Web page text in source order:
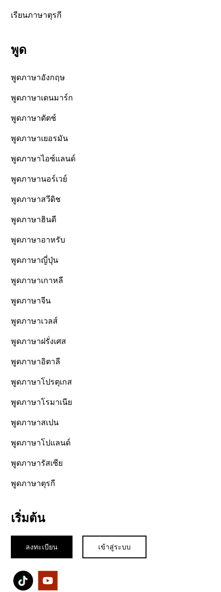
เรียนภาษาตุรกี
พูด
พูดภาษาอังกฤษ
พูดภาษาเดนมาร์ก
พูดภาษาดัตช์
พูดภาษาเยอรมัน
พูดภาษาไอซ์แลนด์
พูดภาษานอร์เวย์
พูดภาษาสวีดิช
พูดภาษาฮินดี
พูดภาษาอาหรับ
พูดภาษาญี่ปุ่น
พูดภาษาเกาหลี
พูดภาษาจีน
พูดภาษาเวลส์
พูดภาษาฝรั่งเศส
พูดภาษาอิตาลี
พูดภาษาโปรตุเกส
พูดภาษาโรมาเนีย
พูดภาษาสเปน
พูดภาษาโปแลนด์
พูดภาษารัสเซีย
พูดภาษาตุรกี
เริ่มต้น
ลงทะเบียน เข้าสู่ระบบ